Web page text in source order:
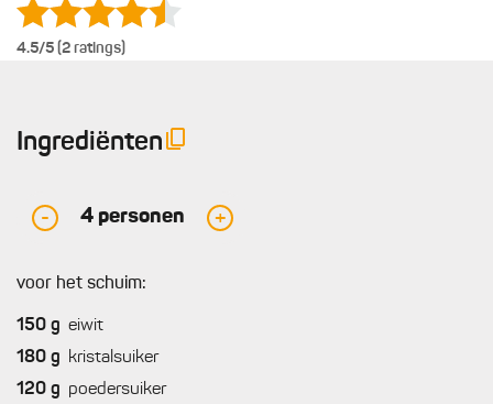
4.5/5 (2 ratings)
Ingrediënten
- 4 personen +
voor het schuim:
150 g eiwit
180 g
kristalsuiker
120 g poedersuiker